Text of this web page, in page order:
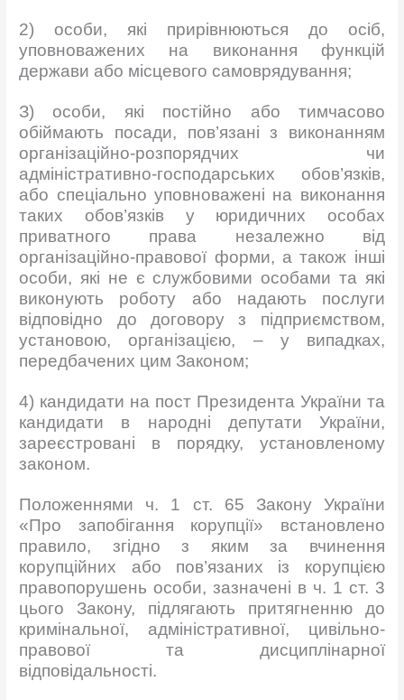
2) особи, які прирівнюються до осіб,
уповноважених на виконання функцій
держави або місцевого самоврядування;
З) особи, які постійно або тимчасово
обіймають посади, пов’язані з виконанням
організаційно-розпорядчих чи
адміністративно-господарських обов’язків,
або спеціально уповноважені на виконання
таких обов’язків у юридичних особах
приватного права незалежно від
організаційно-правової форми, а також інші
особи, які не є службовими особами та які
виконують роботу або надають послуги
відповідно до договору з підприємством,
установою, організацією, – у випадках,
передбачених цим Законом;
4) кандидати на пост Президента України та
кандидати в народні депутати України,
зареєстровані в порядку, установленому
законом.
Положеннями ч. 1 ст. 65 Закону України
«Про запобігання корупції» встановлено
правило, згідно з яким за вчинення
корупційних або пов’язаних із корупцією
правопорушень особи, зазначені в ч. 1 ст. 3
цього Закону, підлягають притягненню до
кримінальної, адміністративної, цивільно-
правової та дисциплінарної
відповідальності.